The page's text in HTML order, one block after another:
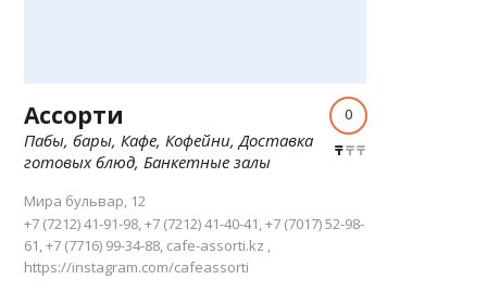
Ассорти
Пабы, бары, Кафе, Кофейни, Доставка
готовых блюд, Банкетные залы
Мира бульвар, 12
+7 (7212) 41-91-98, +7 (7212) 41-40-41, +7 (7017) 52-98-
61, +7 (7716) 99-34-88, cafe-assorti.kz ,
https://instagram.com/cafeassorti
0